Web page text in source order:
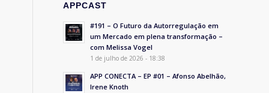
APPCAST
#191 – O Futuro da Autorregulação em
um Mercado em plena transformação –
com Melissa Vogel
1 de julho de 2026 - 18:38
APP CONECTA – EP #01 – Afonso Abelhão,
Irene Knoth